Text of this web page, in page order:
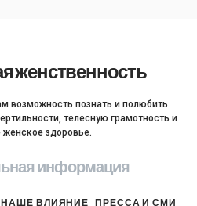
женственность
возможность познать и полюбить
телесную грамотность и
женское здоровье.
информация
НАШЕ ВЛИЯНИЕ ПРЕССА И СМИ